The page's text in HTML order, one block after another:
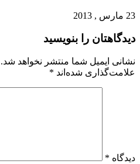
23 مارس , 2013
دیدگاهتان را بنویسید
نشانی ایمیل شما منتشر نخواهد شد.
علامت‌گذاری شده‌اند *
دیدگاه *